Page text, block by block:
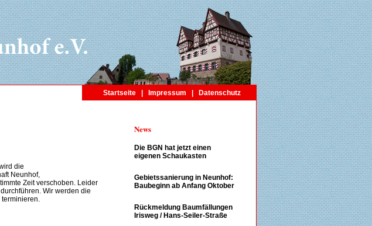
Startseite Impressum Datenschutz
die
Neunhof,
Zeit verschoben. Leider
Wir werden die
terminieren.
News
Die BGN hat jetzt einen
eigenen Schaukasten
Gebietssanierung in Neunhof:
Baubeginn ab Anfang Oktober
Rückmeldung Baumfällungen
Irisweg / Hans-Seiler-Straße